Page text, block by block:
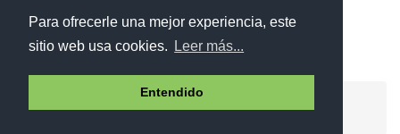
Para ofrecerle una mejor experiencia, este
sitio web usa cookies.
Leer más...
Entendido
Aviso legal